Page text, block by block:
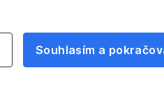
Souhlasím a